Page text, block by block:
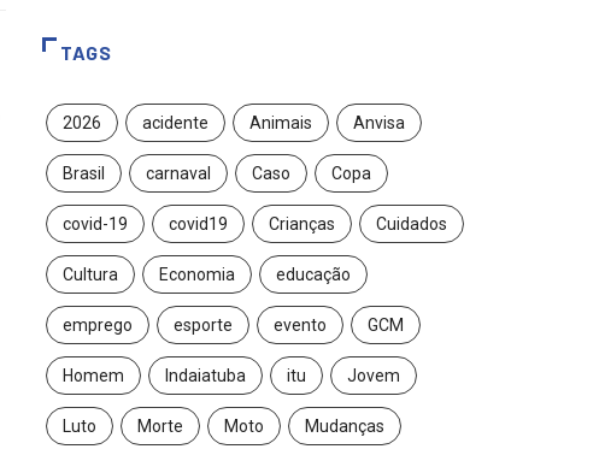
TAGS
2026 acidente Animais Anvisa
Brasil carnaval Caso Copa
covid-19 covid19 Crianças Cuidados
Cultura Economia educação
emprego esporte evento GCM
Homem Indaiatuba itu Jovem
Luto Morte Moto Mudanças